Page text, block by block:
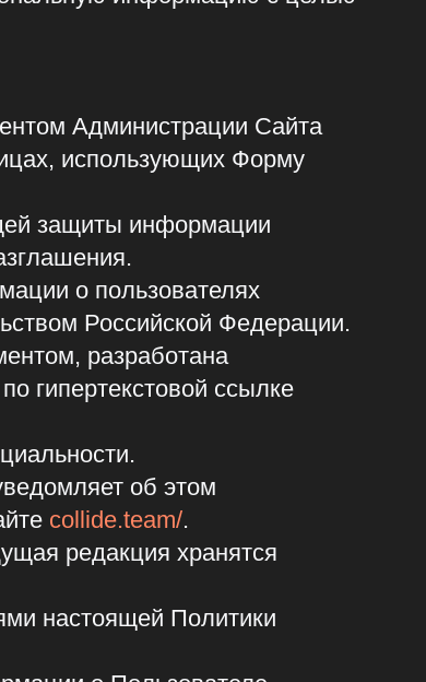
Форму
информации
Федерации.
ссылке
этом
.
хранятся
Политики
и др., передаются